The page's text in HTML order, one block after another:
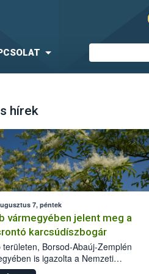
hírek
7, péntek
vármegyében jelent meg a
karcsúdíszbogár
területen, Borsod-Abaúj-Zemplén
is igazolta a Nemzeti
biztonsági Hivatal (Nébih) a